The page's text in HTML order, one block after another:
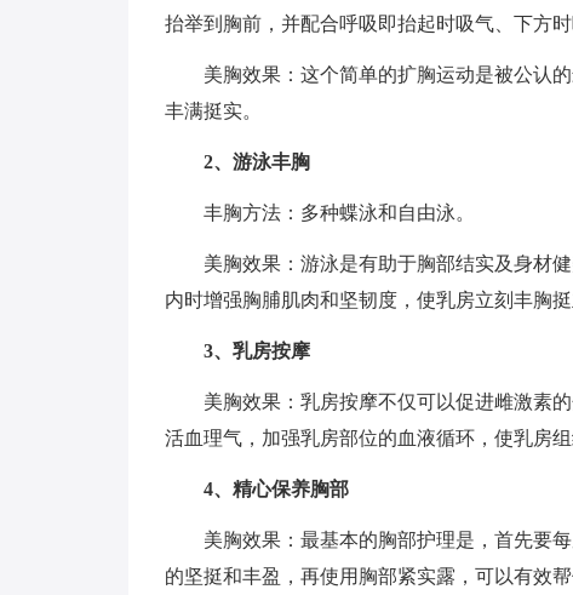
抬举到胸前，并配合呼吸即抬起时吸气、下方时
美胸效果：这个简单的扩胸运动是被公认
丰满挺实。
2、游泳丰胸
丰胸方法：多种蝶泳和自由泳。
美胸效果：游泳是有助于胸部结实及身材
内时增强胸脯肌肉和坚韧度，使乳房立刻丰胸挺
3、乳房按摩
美胸效果：乳房按摩不仅可以促进雌激素
活血理气，加强乳房部位的血液循环，使乳房组
4、精心保养胸部
美胸效果：最基本的胸部护理是，首先要
的坚挺和丰盈，再使用胸部紧实露，可以有效帮